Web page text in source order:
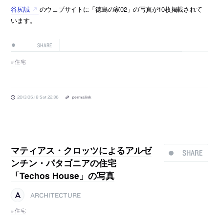
谷尻誠
のウェブサイトに「徳島の家02」の写真が10枚掲載されて
います。
SHARE
住宅
2013.05.18 Sat 22:36 permalink
SHARE
マティアス・クロッツによるアルゼ
ンチン・パタゴニアの住宅
「Techos House」の写真
ARCHITECTURE
住宅